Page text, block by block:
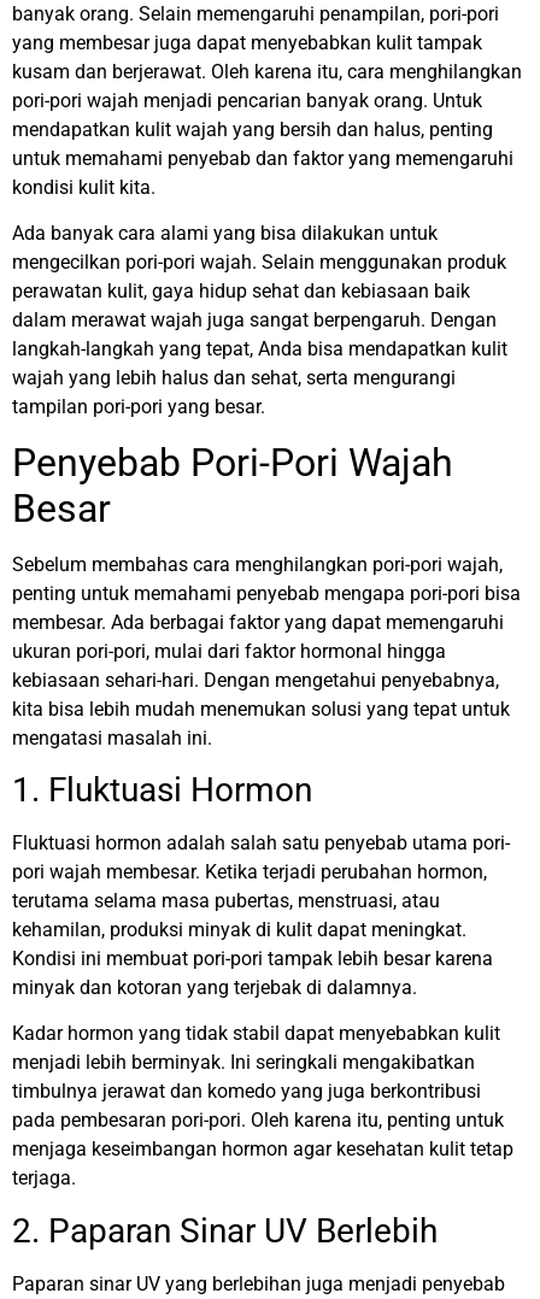
banyak orang. Selain memengaruhi penampilan, pori-pori
yang membesar juga dapat menyebabkan kulit tampak
kusam dan berjerawat. Oleh karena itu, cara menghilangkan
pori-pori wajah menjadi pencarian banyak orang. Untuk
mendapatkan kulit wajah yang bersih dan halus, penting
untuk memahami penyebab dan faktor yang memengaruhi
kondisi kulit kita.
Ada banyak cara alami yang bisa dilakukan untuk
mengecilkan pori-pori wajah. Selain menggunakan produk
perawatan kulit, gaya hidup sehat dan kebiasaan baik
dalam merawat wajah juga sangat berpengaruh. Dengan
langkah-langkah yang tepat, Anda bisa mendapatkan kulit
wajah yang lebih halus dan sehat, serta mengurangi
tampilan pori-pori yang besar.
Penyebab Pori-Pori Wajah
Besar
Sebelum membahas cara menghilangkan pori-pori wajah,
penting untuk memahami penyebab mengapa pori-pori bisa
membesar. Ada berbagai faktor yang dapat memengaruhi
ukuran pori-pori, mulai dari faktor hormonal hingga
kebiasaan sehari-hari. Dengan mengetahui penyebabnya,
kita bisa lebih mudah menemukan solusi yang tepat untuk
mengatasi masalah ini.
1. Fluktuasi Hormon
Fluktuasi hormon adalah salah satu penyebab utama pori-
pori wajah membesar. Ketika terjadi perubahan hormon,
terutama selama masa pubertas, menstruasi, atau
kehamilan, produksi minyak di kulit dapat meningkat.
Kondisi ini membuat pori-pori tampak lebih besar karena
minyak dan kotoran yang terjebak di dalamnya.
Kadar hormon yang tidak stabil dapat menyebabkan kulit
menjadi lebih berminyak. Ini seringkali mengakibatkan
timbulnya jerawat dan komedo yang juga berkontribusi
pada pembesaran pori-pori. Oleh karena itu, penting untuk
menjaga keseimbangan hormon agar kesehatan kulit tetap
terjaga.
2. Paparan Sinar UV Berlebih
Paparan sinar UV yang berlebihan juga menjadi penyebab